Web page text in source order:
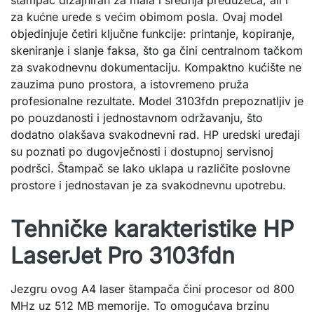
za kućne urede s većim obimom posla. Ovaj model
objedinjuje četiri ključne funkcije: printanje, kopiranje,
skeniranje i slanje faksa, što ga čini centralnom tačkom
za svakodnevnu dokumentaciju. Kompaktno kućište ne
zauzima puno prostora, a istovremeno pruža
profesionalne rezultate. Model 3103fdn prepoznatljiv je
po pouzdanosti i jednostavnom održavanju, što
dodatno olakšava svakodnevni rad. HP uredski uređaji
su poznati po dugovječnosti i dostupnoj servisnoj
podršci. Štampač se lako uklapa u različite poslovne
prostore i jednostavan je za svakodnevnu upotrebu.
Tehničke karakteristike HP
LaserJet Pro 3103fdn
Jezgru ovog A4 laser štampača čini procesor od 800
MHz uz 512 MB memorije. To omogućava brzinu